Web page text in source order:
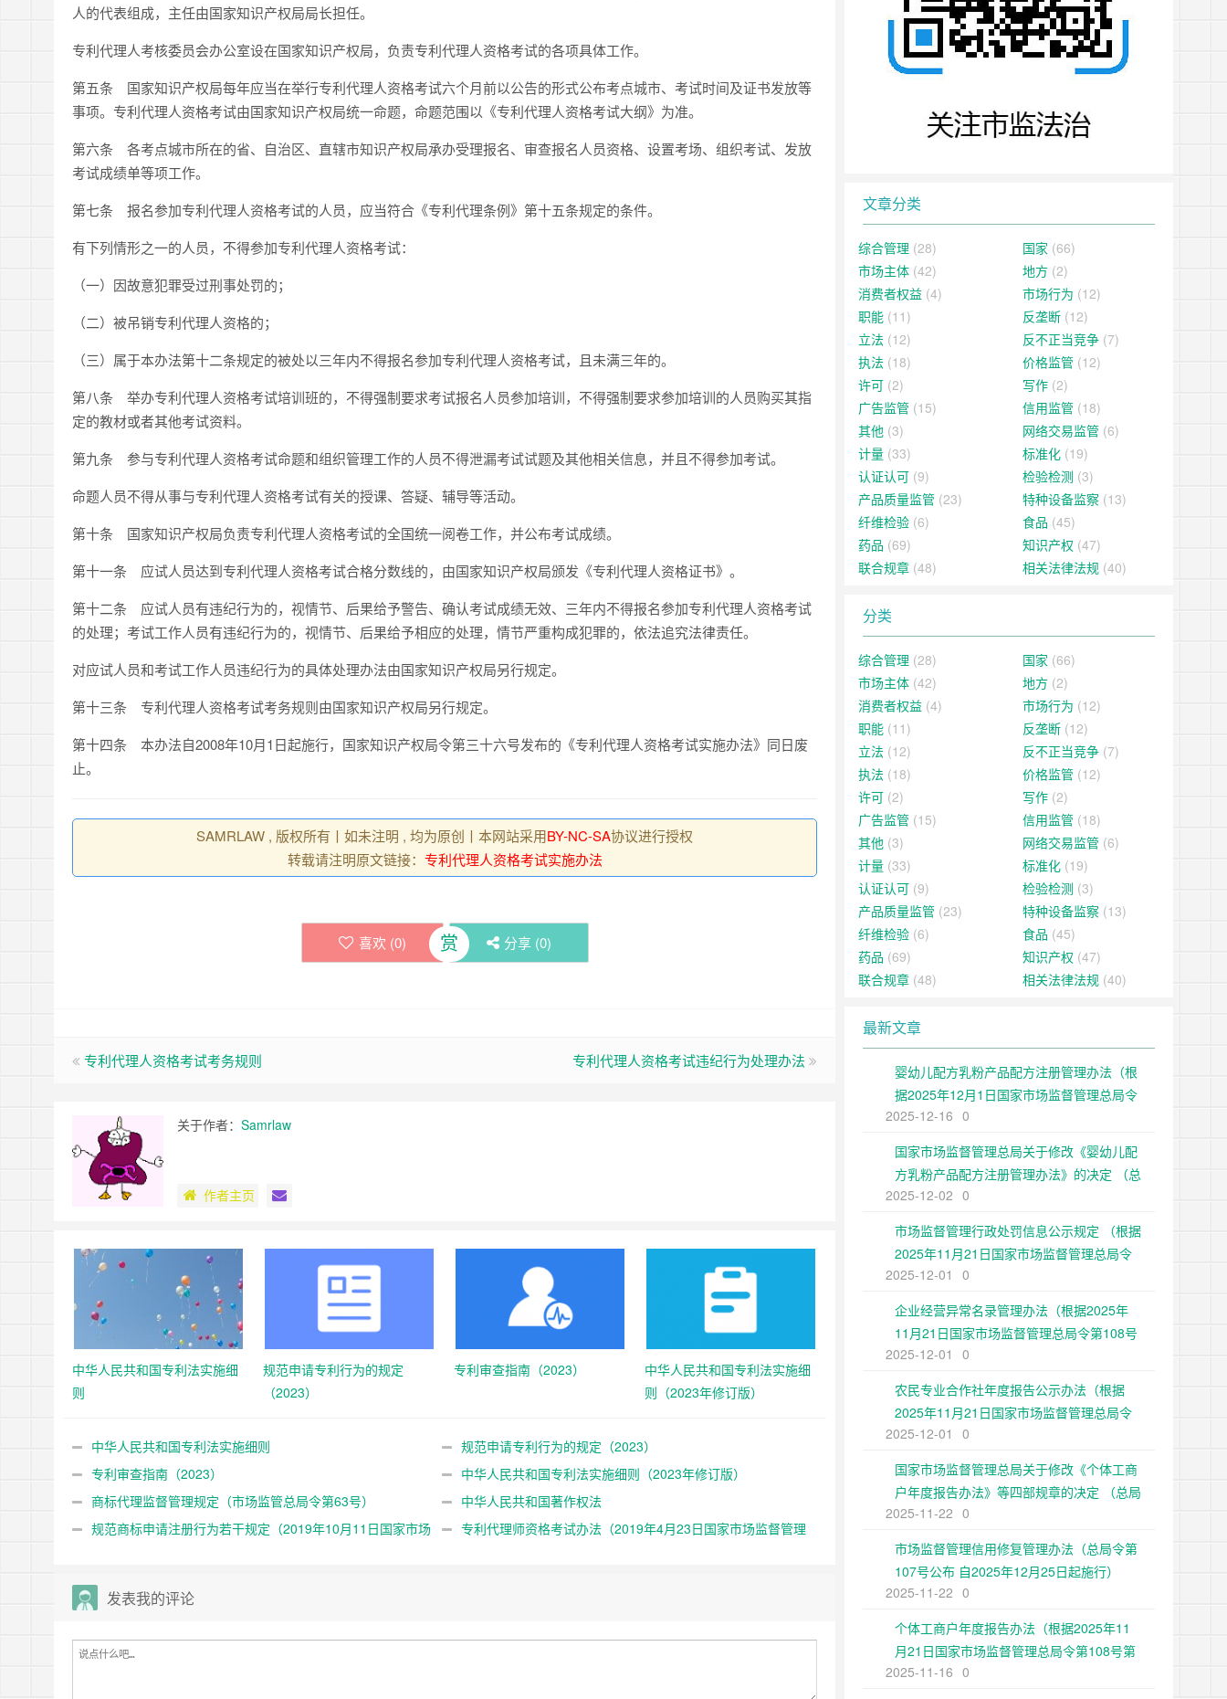
人的代表组成，主任由国家知识产权局局长担任。
专利代理人考核委员会办公室设在国家知识产权局，负责专利代理人资格考试的各项具体工作。
第五条 国家知识产权局每年应当在举行专利代理人资格考试六个月前以公告的形式公布考点城市、考试时间及证书发放等
事项。专利代理人资格考试由国家知识产权局统一命题，命题范围以《专利代理人资格考试大纲》为准。
第六条 各考点城市所在的省、自治区、直辖市知识产权局承办受理报名、审查报名人员资格、设置考场、组织考试、发放
考试成绩单等项工作。
第七条 报名参加专利代理人资格考试的人员，应当符合《专利代理条例》第十五条规定的条件。
有下列情形之一的人员，不得参加专利代理人资格考试：
（一）因故意犯罪受过刑事处罚的；
（二）被吊销专利代理人资格的；
（三）属于本办法第十二条规定的被处以三年内不得报名参加专利代理人资格考试，且未满三年的。
第八条 举办专利代理人资格考试培训班的，不得强制要求考试报名人员参加培训，不得强制要求参加培训的人员购买其指
定的教材或者其他考试资料。
第九条 参与专利代理人资格考试命题和组织管理工作的人员不得泄漏考试试题及其他相关信息，并且不得参加考试。
命题人员不得从事与专利代理人资格考试有关的授课、答疑、辅导等活动。
第十条 国家知识产权局负责专利代理人资格考试的全国统一阅卷工作，并公布考试成绩。
第十一条 应试人员达到专利代理人资格考试合格分数线的，由国家知识产权局颁发《专利代理人资格证书》。
第十二条 应试人员有违纪行为的，视情节、后果给予警告、确认考试成绩无效、三年内不得报名参加专利代理人资格考试
的处理；考试工作人员有违纪行为的，视情节、后果给予相应的处理，情节严重构成犯罪的，依法追究法律责任。
对应试人员和考试工作人员违纪行为的具体处理办法由国家知识产权局另行规定。
第十三条 专利代理人资格考试考务规则由国家知识产权局另行规定。
第十四条 本办法自2008年10月1日起施行，国家知识产权局令第三十六号发布的《专利代理人资格考试实施办法》同日废
止。
SAMRLAW , 版权所有丨如未注明 , 均为原创丨本网站采用BY-NC-SA协议进行授权
转载请注明原文链接： 专利代理人资格考试实施办法
喜欢 (0) 赏 分享 (0)
专利代理人资格考试考务规则 专利代理人资格考试违纪行为处理办法
关于作者： Samrlaw
作者主页
中华人民共和国专利法实施细
则
规范申请专利行为的规定
（2023）
专利审查指南（2023）
中华人民共和国专利法实施细
则（2023年修订版）
中华人民共和国专利法实施细则
规范申请专利行为的规定（2023）
专利审查指南（2023）
中华人民共和国专利法实施细则（2023年修订版）
商标代理监督管理规定（市场监管总局令第63号）
中华人民共和国著作权法
规范商标申请注册行为若干规定（2019年10月11日国家市场
专利代理师资格考试办法（2019年4月23日国家市场监督管理
发表我的评论
文章分类
综合管理 (28) 国家 (66)
市场主体 (42) 地方 (2)
消费者权益 (4) 市场行为 (12)
职能 (11) 反垄断 (12)
立法 (12) 反不正当竞争 (7)
执法 (18) 价格监管 (12)
许可 (2) 写作 (2)
广告监管 (15) 信用监管 (18)
其他 (3) 网络交易监管 (6)
计量 (33) 标准化 (19)
认证认可 (9) 检验检测 (3)
产品质量监管 (23) 特种设备监察 (13)
纤维检验 (6) 食品 (45)
药品 (69) 知识产权 (47)
联合规章 (48) 相关法律法规 (40)
分类
综合管理 (28) 国家 (66)
市场主体 (42) 地方 (2)
消费者权益 (4) 市场行为 (12)
职能 (11) 反垄断 (12)
立法 (12) 反不正当竞争 (7)
执法 (18) 价格监管 (12)
许可 (2) 写作 (2)
广告监管 (15) 信用监管 (18)
其他 (3) 网络交易监管 (6)
计量 (33) 标准化 (19)
认证认可 (9) 检验检测 (3)
产品质量监管 (23) 特种设备监察 (13)
纤维检验 (6) 食品 (45)
药品 (69) 知识产权 (47)
联合规章 (48) 相关法律法规 (40)
最新文章
婴幼儿配方乳粉产品配方注册管理办法（根
据2025年12月1日国家市场监督管理总局令
第109号修正）
2025-12-16 0
国家市场监督管理总局关于修改《婴幼儿配
方乳粉产品配方注册管理办法》的决定 （总
局令第109号公布 自公布之日起施行）
2025-12-02 0
市场监督管理行政处罚信息公示规定 （根据
2025年11月21日国家市场监督管理总局令
第108号第二次修正）
2025-12-01
0
企业经营异常名录管理办法（根据2025年
11月21日国家市场监督管理总局令第108号
第二次修正）
2025-12-01
0
农民专业合作社年度报告公示办法（根据
2025年11月21日国家市场监督管理总局令
第108号第二次修正）
2025-12-01
0
国家市场监督管理总局关于修改《个体工商
户年度报告办法》等四部规章的决定 （总局
令第108号公布 自2025年12月25日起施
2025-11-22 0
市场监督管理信用修复管理办法（总局令第
107号公布 自2025年12月25日起施行）
2025-11-22 0
个体工商户年度报告办法（根据2025年11
月21日国家市场监督管理总局令第108号第
二次修正）
2025-11-16 0